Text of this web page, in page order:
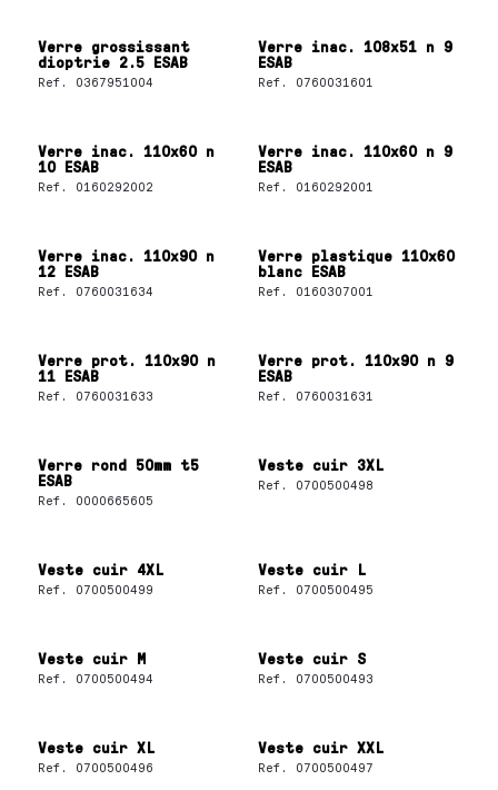
Verre grossissant
dioptrie 2.5 ESAB
Ref. 0367951004
Verre inac. 108x51 n 9
ESAB
Ref. 0760031601
Verre inac. 110x60 n
10 ESAB
Ref. 0160292002
Verre inac. 110x60 n 9
ESAB
Ref. 0160292001
Verre inac. 110x90 n
12 ESAB
Ref. 0760031634
Verre plastique 110x60
blanc ESAB
Ref. 0160307001
Verre prot. 110x90 n
11 ESAB
Ref. 0760031633
Verre prot. 110x90 n 9
ESAB
Ref. 0760031631
Verre rond 50mm t5
ESAB
Ref. 0000665605
Veste cuir 3XL
Ref. 0700500498
Veste cuir 4XL
Ref. 0700500499
Veste cuir L
Ref. 0700500495
Veste cuir M
Ref. 0700500494
Veste cuir S
Ref. 0700500493
Veste cuir XL
Ref. 0700500496
Veste cuir XXL
Ref. 0700500497